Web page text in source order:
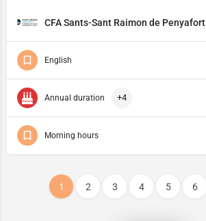
CFA Sants-Sant Raimon de Penyafort
English
Annual duration +4
Morning hours
1 2 3 4 5 6